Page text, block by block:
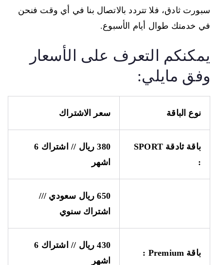
سبورت ثادق، فلا تتردد بالاتصال بنا في أي وقت فنحن
في خدمتك طوال أيام الأسبوع.
يمكنكم التعرف على الأسعار
وفق مايلي:
نوع الباقة سعر الاشتراك
باقة ثادقة SPORT
:
380 ريال // اشتراك 6
اشهر
650 ريال سعودي ///
اشتراك سنوي
باقة Premium
:
430 ريال // اشتراك 6
اشهر